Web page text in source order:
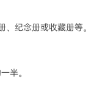
纪念册或收藏册等。
半。